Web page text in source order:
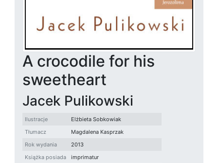
A crocodile for his
sweetheart
Jacek Pulikowski
Ilustracje
Elżbieta Sobkowiak
Tłumacz
Magdalena Kasprzak
Rok wydania
2013
Książka posiada
imprimatur